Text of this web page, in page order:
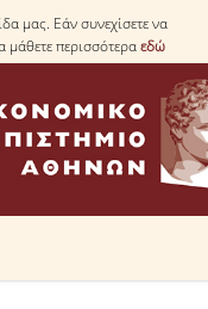
μας. Εάν συνεχίσετε να
μάθετε περισσότεραεδώ